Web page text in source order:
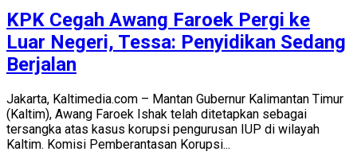
KPK Cegah Awang Faroek Pergi ke
Luar Negeri, Tessa: Penyidikan Sedang
Berjalan
Jakarta, Kaltimedia.com – Mantan Gubernur Kalimantan Timur
(Kaltim), Awang Faroek Ishak telah ditetapkan sebagai
tersangka atas kasus korupsi pengurusan IUP di wilayah
Kaltim. Komisi Pemberantasan Korupsi...